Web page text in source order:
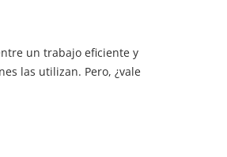
un trabajo eficiente y
las utilizan. Pero, ¿vale